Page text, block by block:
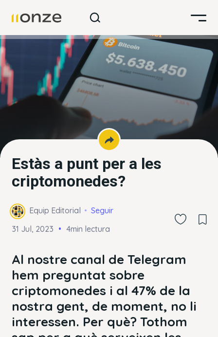
Estàs a punt per a les
criptomonedes?
Equip Editorial
Seguir
31 Jul, 2023
4min lectura
Al nostre canal de Telegram
hem preguntat sobre
criptomonedes i al 47% de la
nostra gent, de moment, no li
interessen. Per què? Tothom